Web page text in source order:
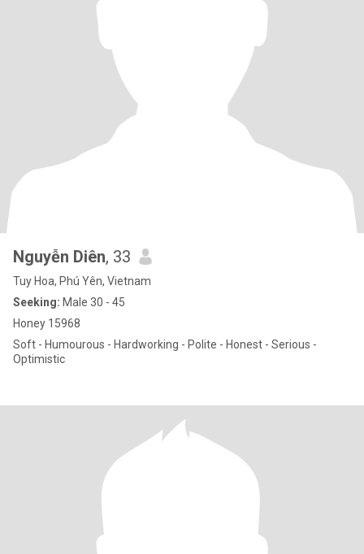
Nguyễn Diên, 33
Tuy Hoa, Phú Yên, Vietnam
Seeking: Male 30 - 45
Honey 15968
Soft - Humourous - Hardworking - Polite - Honest - Serious -
Optimistic